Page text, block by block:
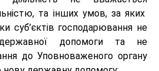
та інших умов, за яких
суб’єктів господарювання не
допомоги та не
до Уповноваженого органу